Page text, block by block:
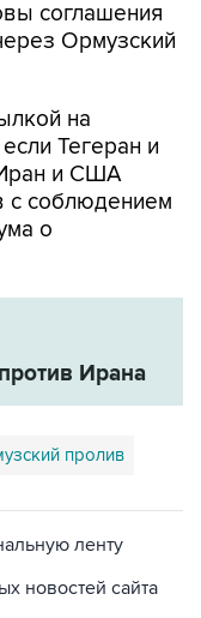
соглашения
Ормузский
на
Тегеран и
Иран и США
с соблюдением
о
Ирана
пролив
ленту
новостей сайта